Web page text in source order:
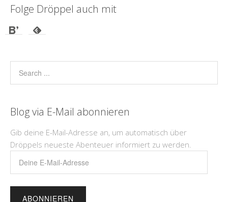
Facebook
anzeigen
Twitter
anzeigen
Instagram
anzeigen
Pinterest
anzeigen
Folge Dröppel auch mit
Blog via E-Mail abonnieren
Gib deine E-Mail-Adresse an, um automatisch über
Dröppels neueste Abenteuer informiert zu werden.
Adresse